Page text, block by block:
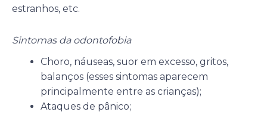
estranhos, etc.
Sintomas da odontofobia
Choro, náuseas, suor em excesso, gritos,
balanços (esses sintomas aparecem
principalmente entre as crianças);
Ataques de pânico;